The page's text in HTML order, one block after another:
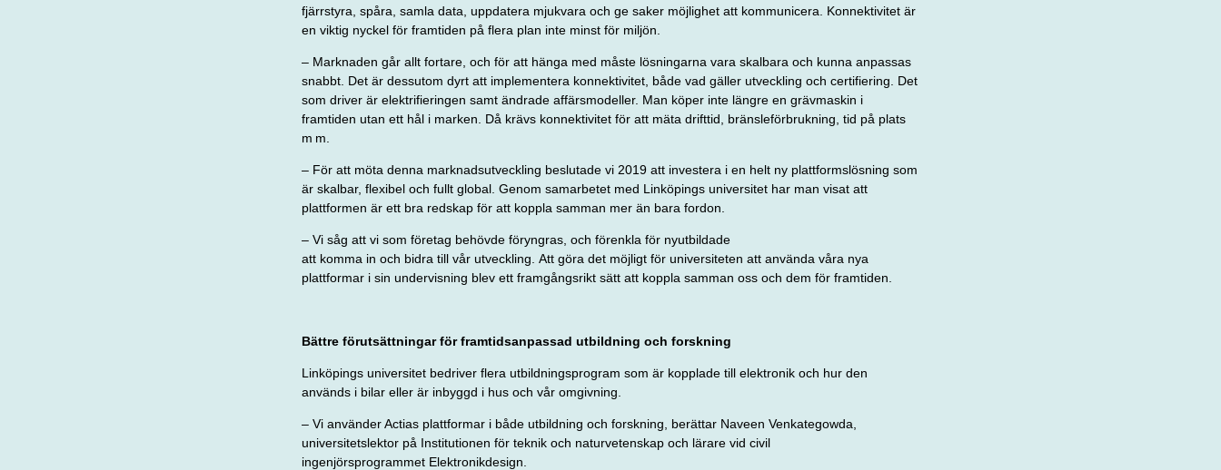
fjärrstyra, spåra, samla data, uppdatera mjukvara och ge saker möjlighet att kommunicera. Konnektivitet är
en viktig nyckel för framtiden på flera plan inte minst för miljön.
– Marknaden går allt fortare, och för att hänga med måste lösningarna vara skalbara och kunna anpassas
snabbt. Det är dessutom dyrt att implementera konnektivitet, både vad gäller utveckling och certifiering. Det
som driver är elektrifieringen samt ändrade affärsmodeller. Man köper inte längre en grävmaskin i
framtiden utan ett hål i marken. Då krävs konnektivitet för att mäta drifttid, bränsleförbrukning, tid på plats
m m.
– För att möta denna marknadsutveckling beslutade vi 2019 att investera i en helt ny plattformslösning som
är skalbar, flexibel och fullt global. Genom samarbetet med Linköpings universitet har man visat att
plattformen är ett bra redskap för att koppla samman mer än bara fordon.
– Vi såg att vi som företag behövde föryngras, och förenkla för nyutbildade
att komma in och bidra till vår utveckling. Att göra det möjligt för universiteten att använda våra nya
plattformar i sin undervisning blev ett framgångsrikt sätt att koppla samman oss och dem för framtiden.
Bättre förutsättningar för framtids­anpassad utbildning och forskning
Linköpings universitet bedriver flera utbildningsprogram som är kopplade till elektronik och hur den
används i bilar eller är inbyggd i hus och vår omgivning.
– Vi använder Actias plattformar i både utbildning och forskning, berättar Naveen Venkategowda,
universitetslektor på Institutionen för teknik och naturvetenskap och lärare vid civil­
ingenjörsprogrammet Elektronikdesign.